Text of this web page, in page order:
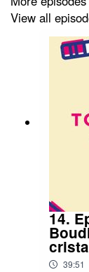
d’activité, et
View all
14.
39:51